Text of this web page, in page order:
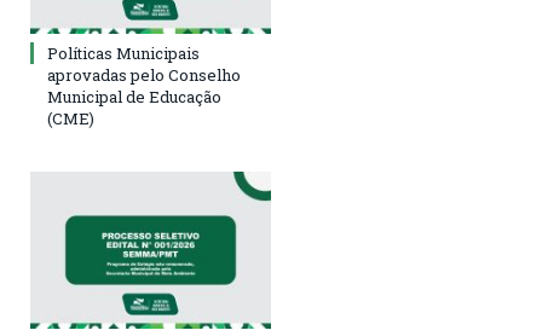
Políticas Municipais
aprovadas pelo Conselho
Municipal de Educação
(CME)